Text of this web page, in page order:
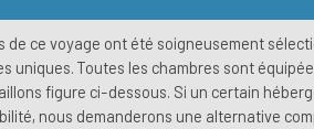
de ce voyage ont été soigneusement
uniques. Toutes les chambres sont
figure ci-dessous. Si un certain
nous demanderons une alternative